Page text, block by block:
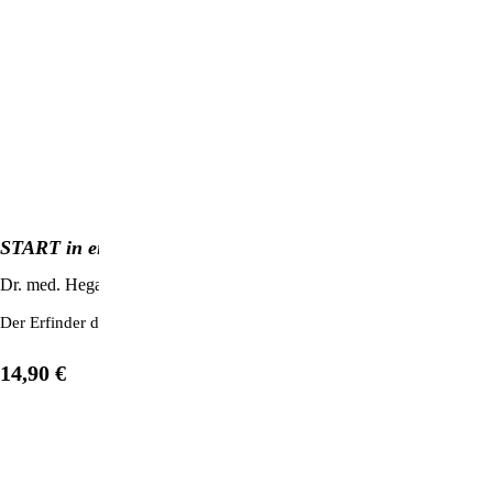
START in ein neues Therapiezeitalter
Dr. med. Hegall Vollert
Der Erfinder der Bion-Pads erklärt in verständlicher Sprache die
14,90 €